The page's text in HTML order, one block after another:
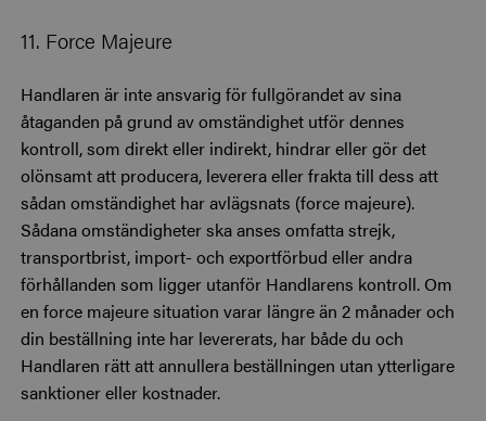
11. Force Majeure
Handlaren är inte ansvarig för fullgörandet av sina
åtaganden på grund av omständighet utför dennes
kontroll, som direkt eller indirekt, hindrar eller gör det
olönsamt att producera, leverera eller frakta till dess att
sådan omständighet har avlägsnats (force majeure).
Sådana omständigheter ska anses omfatta strejk,
transportbrist, import- och exportförbud eller andra
förhållanden som ligger utanför Handlarens kontroll. Om
en force majeure situation varar längre än 2 månader och
din beställning inte har levererats, har både du och
Handlaren rätt att annullera beställningen utan ytterligare
sanktioner eller kostnader.